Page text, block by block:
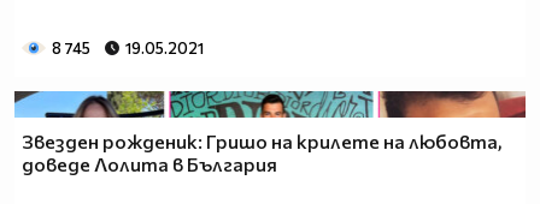
8 745 19.05.2021
Звезден рожденик: Гришо на крилете на любовта,
доведе Лолита в България